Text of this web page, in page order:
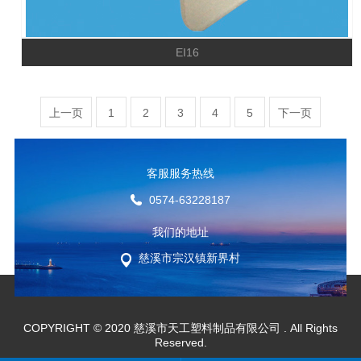
EI16
上一页 1 2 3 4 5 下一页
客服服务热线
0574-63228187
我们的地址
慈溪市宗汉镇新界村
COPYRIGHT © 2020 慈溪市天工塑料制品有限公司
. All Rights
Reserved.